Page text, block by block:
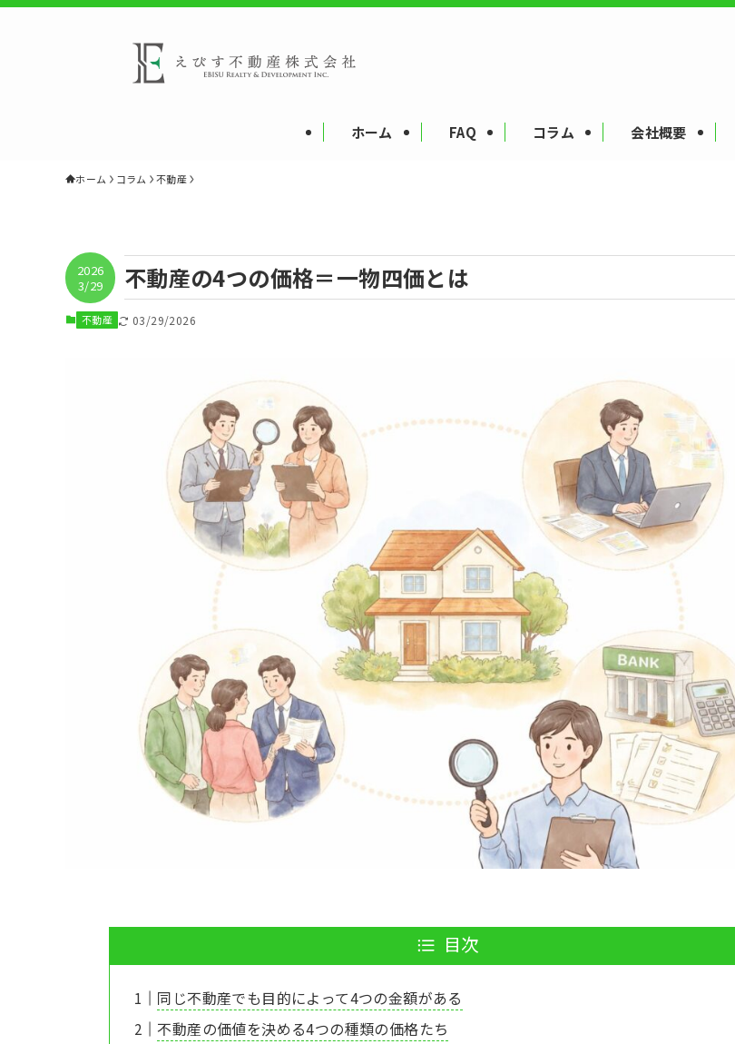
ホーム FAQ コラム 会社概要
ホーム コラム 不動産
不動産の4つの価格＝一物四価とは
2026
3/29
不動産 03/29/2026
目次
同じ不動産でも目的によって4つの金額がある
不動産の価値を決める4つの種類の価格たち